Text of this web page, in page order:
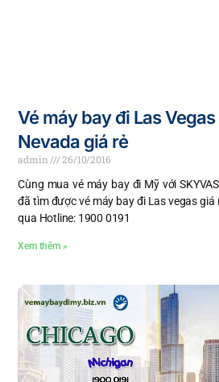
Vé máy bay đi Las
Nevada giá rẻ
admin
26/10/2016
Cùng mua vé máy bay đi Mỹ với
đã tìm được vé máy bay đi Las vegas giá
qua Hotline: 1900 0191
Xem thêm »